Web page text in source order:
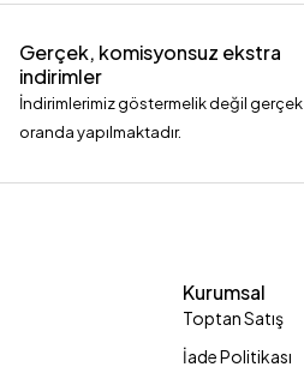
Gerçek, komisyonsuz ekstra
indirimler
İndirimlerimiz göstermelik değil gerçek
oranda yapılmaktadır.
Kurumsal
Toptan Satış
İade Politikası